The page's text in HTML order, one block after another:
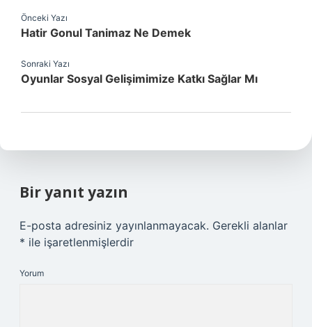
Önceki Yazı
Hatir Gonul Tanimaz Ne Demek
Sonraki Yazı
Oyunlar Sosyal Gelişimimize Katkı Sağlar Mı
Bir yanıt yazın
E-posta adresiniz yayınlanmayacak. Gerekli alanlar
* ile işaretlenmişlerdir
Yorum